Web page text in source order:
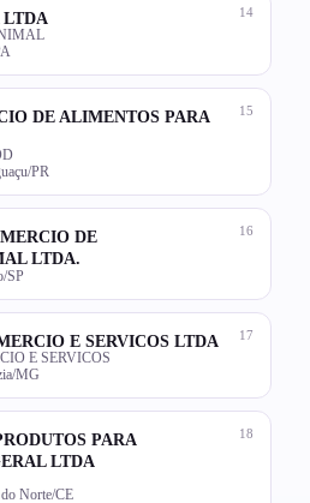
14
LTDA
15
DE ALIMENTOS PARA
PR
16
DE
LTDA.
SP
17
E SERVICOS LTDA
E SERVICOS
MG
18
PARA
LTDA
Norte/CE